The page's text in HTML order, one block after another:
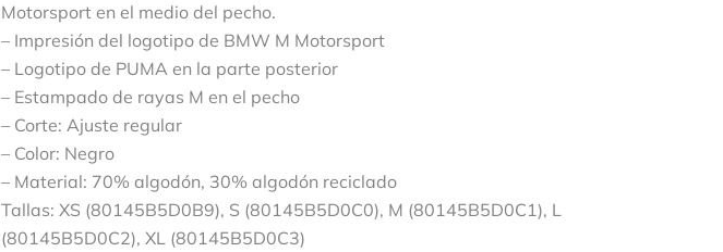
Motorsport en el medio del pecho.
– Impresión del logotipo de BMW M Motorsport
– Logotipo de PUMA en la parte posterior
– Estampado de rayas M en el pecho
– Corte: Ajuste regular
– Color: Negro
– Material: 70% algodón, 30% algodón reciclado
Tallas: XS (80145B5D0B9), S (80145B5D0C0), M (80145B5D0C1), L
(80145B5D0C2), XL (80145B5D0C3)